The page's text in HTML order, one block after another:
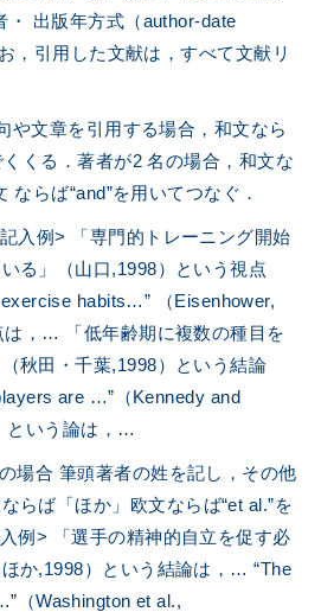
・ 出版年方式（author-date
，引用した文献は，すべて文献リ
や文章を引用する場合，和文なら
くくる．著者が2 名の場合，和文な
ならば“and”を用いてつなぐ．
入例> 「専門的トレーニング開始
る」（山口,1998）という視点
habits…” （Eisenhower,
は，… 「低年齢期に複数の種目を
秋田・千葉,1998）という結論
are …”（Kennedy and
という論は，…
場合 筆頭著者の姓を記し，その他
らば「ほか」欧文ならば“et al.”を
例> 「選手の精神的自立を促す必
か,1998）という結論は，… “The
（Washington et al.,